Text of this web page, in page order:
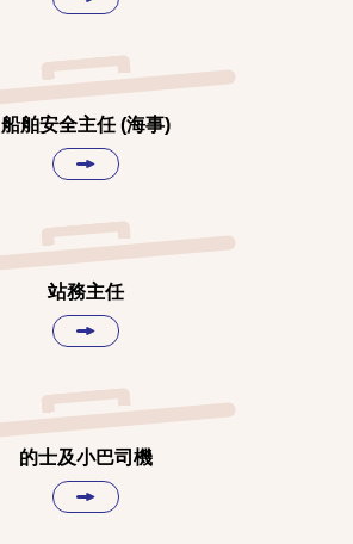
船舶安全主任 (海事)
站務主任
的士及小巴司機